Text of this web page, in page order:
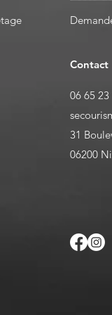
Contact
06 65 23
31
06200